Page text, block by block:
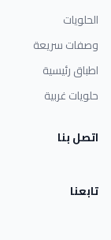
الحلويات
وصفات سريعة
اطباق رئيسية
حلويات غربية
اتصل بنا
تابعنا